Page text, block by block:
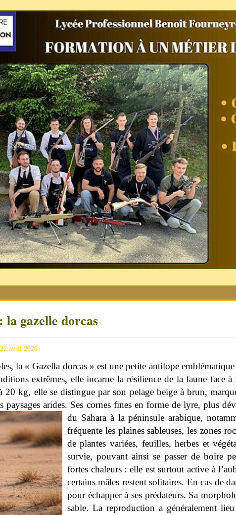
la gazelle dorcas
avril 2026
la « Gazella dorcas » est une petite antilope
extrêmes, elle incarne la résilience de la faune face
kg, elle se distingue par son pelage beige à brun,
paysages arides. Ses cornes fines en forme de lyre, plus
du Sahara à la péninsule arabique,
fréquente les plaines sableuses, les zones
de plantes variées, feuilles, herbes et
survie, pouvant ainsi se passer de boire
fortes chaleurs : elle est surtout active à
certains mâles restent solitaires. En cas de
pour échapper à ses prédateurs. Sa
sable. La reproduction a généralement